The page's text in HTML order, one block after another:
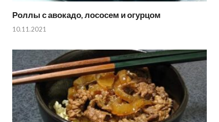
Роллы с авокадо, лососем и огурцом
10.11.2021